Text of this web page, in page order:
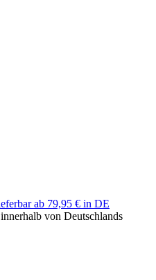
ab 79,95 € in DE
von Deutschlands